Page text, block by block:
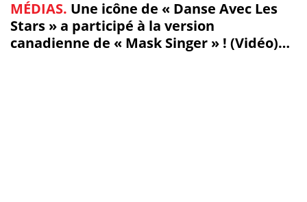
MÉDIAS. Une icône de « Danse Avec Les
Stars » a participé à la version
canadienne de « Mask Singer » ! (Vidéo)